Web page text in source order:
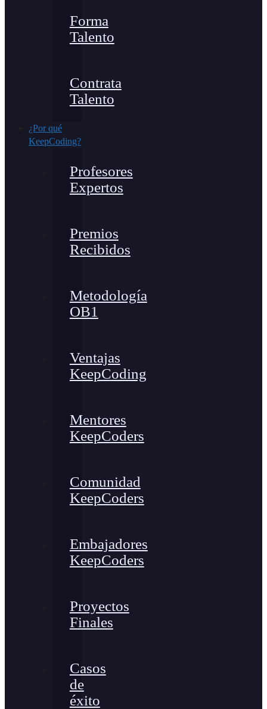
Forma
Talento
Contrata
Talento
¿Por qué
KeepCoding?
Profesores
Expertos
Premios
Recibidos
Metodología
OB1
Ventajas
KeepCoding
Mentores
KeepCoders
Comunidad
KeepCoders
Embajadores
KeepCoders
Proyectos
Finales
Casos
de
éxito